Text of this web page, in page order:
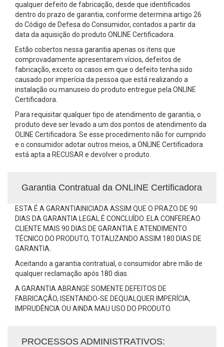
qualquer defeito de fabricação, desde que identificados
dentro do prazo de garantia, conforme determina artigo 26
do Código de Defesa do Consumidor, contados a partir da
data da aquisição do produto ONLINE Certificadora.
Estão cobertos nessa garantia apenas os itens que
comprovadamente apresentarem vícios, defeitos de
fabricação, exceto os casos em que o defeito tenha sido
causado por imperícia da pessoa que está realizando a
instalação ou manuseio do produto entregue pela ONLINE
Certificadora.
Para requisitar qualquer tipo de atendimento de garantia, o
produto deve ser levado a um dos pontos de atendimento da
OLINE Certificadora. Se esse procedimento não for cumprido
e o consumidor adotar outros meios, a ONLINE Certificadora
está apta a RECUSAR e devolver o produto.
Garantia Contratual da ONLINE Certificadora
ESTA É A GARANTIAINICIADA ASSIM QUE O PRAZO DE 90
DIAS DA GARANTIA LEGAL É CONCLUÍDO. ELA CONFEREAO
CLIENTE MAIS 90 DIAS DE GARANTIA E ATENDIMENTO
TÉCNICO DO PRODUTO, TOTALIZANDO ASSIM 180 DIAS DE
GARANTIA.
Aceitando a garantia contratual, o consumidor abre mão de
qualquer reclamação após 180 dias.
A GARANTIA ABRANGE SOMENTE DEFEITOS DE
FABRICAÇÃO, ISENTANDO-SE DEQUALQUER IMPERÍCIA,
IMPRUDÊNCIA OU AINDA MAU USO DO PRODUTO.
PROCESSOS ADMINISTRATIVOS: